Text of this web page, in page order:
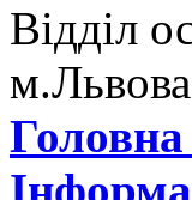
Відділ
м.Львова
Головна